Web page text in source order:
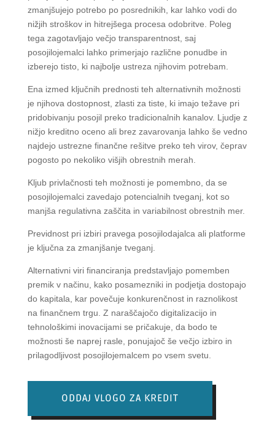
zmanjšujejo potrebo po posrednikih, kar lahko vodi do
nižjih stroškov in hitrejšega procesa odobritve. Poleg
tega zagotavljajo večjo transparentnost, saj
posojilojemalci lahko primerjajo različne ponudbe in
izberejo tisto, ki najbolje ustreza njihovim potrebam.
Ena izmed ključnih prednosti teh alternativnih možnosti
je njihova dostopnost, zlasti za tiste, ki imajo težave pri
pridobivanju posojil preko tradicionalnih kanalov. Ljudje z
nižjo kreditno oceno ali brez zavarovanja lahko še vedno
najdejo ustrezne finančne rešitve preko teh virov, čeprav
pogosto po nekoliko višjih obrestnih merah.
Kljub privlačnosti teh možnosti je pomembno, da se
posojilojemalci zavedajo potencialnih tveganj, kot so
manjša regulativna zaščita in variabilnost obrestnih mer.
Previdnost pri izbiri pravega posojilodajalca ali platforme
je ključna za zmanjšanje tveganj.
Alternativni viri financiranja predstavljajo pomemben
premik v načinu, kako posamezniki in podjetja dostopajo
do kapitala, kar povečuje konkurenčnost in raznolikost
na finančnem trgu. Z naraščajočo digitalizacijo in
tehnološkimi inovacijami se pričakuje, da bodo te
možnosti še naprej rasle, ponujajoč še večjo izbiro in
prilagodljivost posojilojemalcem po vsem svetu.
ODDAJ VLOGO ZA KREDIT